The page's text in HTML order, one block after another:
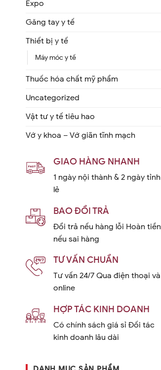
Expo
Găng tay y tế
Thiết bị y tế
Máy móc y tế
Thuốc hóa chất mỹ phẩm
Uncategorized
Vật tư y tế tiêu hao
Vớ y khoa – Vớ giãn tĩnh mạch
GIAO HÀNG NHANH
1 ngày nội thành & 2 ngày tỉnh
lẻ
BAO ĐỔI TRẢ
Đổi trả nếu hàng lỗi Hoàn tiền
nếu sai hàng
TƯ VẤN CHUẨN
Tư vấn 24/7 Qua điện thoại và
online
HỢP TÁC KINH DOANH
Có chính sách giá sỉ Đối tác
kinh doanh lâu dài